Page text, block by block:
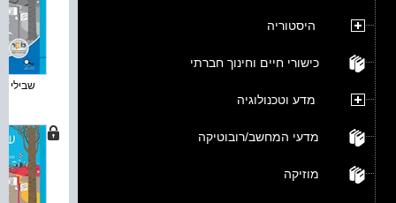
היסטוריה
כישורי חיים וחינוך חברתי
מדע וטכנולוגיה
מדעי המחשב/רובוטיקה
מוזיקה
שבילי